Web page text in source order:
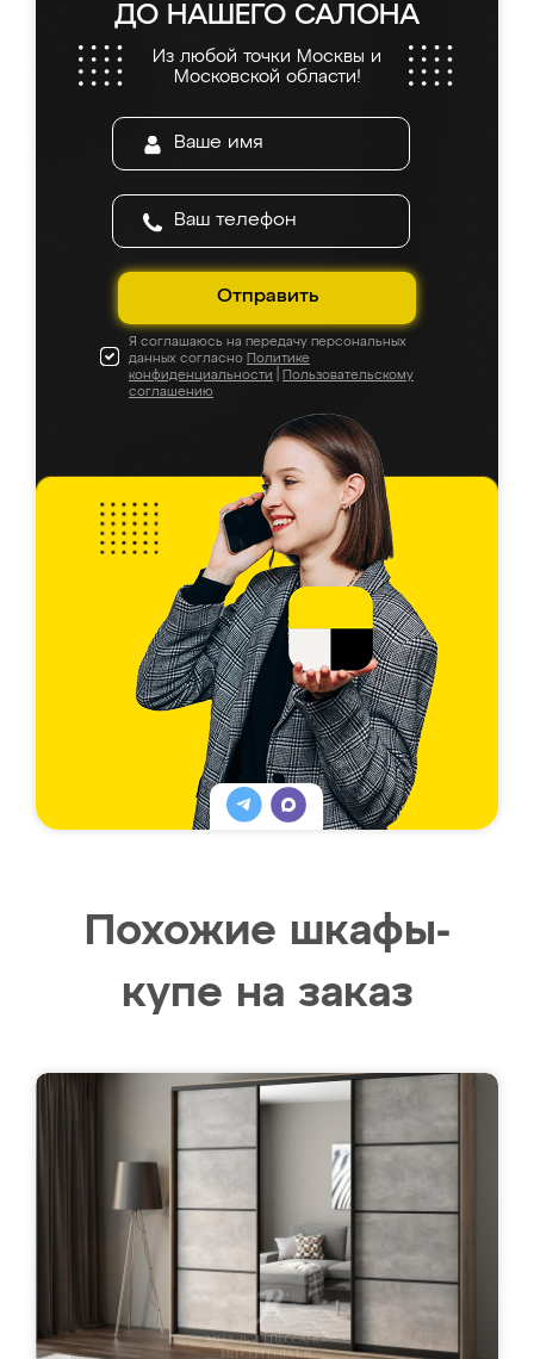
ДО НАШЕГО САЛОНА
Из любой точки Москвы и
Московской области!
Отправить
Я соглашаюсь на передачу персональных
данных согласно Политике
конфиденциальности
Пользовательскому
соглашению
Похожие шкафы-
купе на заказ